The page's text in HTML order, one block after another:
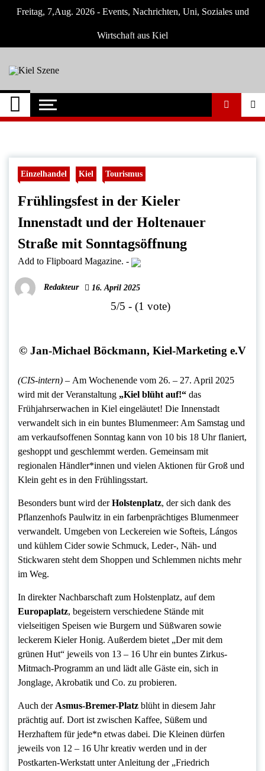
Freitag, 7,Aug. 2026 - Events, Nachrichten, Uni, Soziales und
Wirtschaft aus Kiel
Kiel Szene
Neuigkeiten und Nachrichten aus Kiel und
Umgebung
Einzelhandel Kiel Tourismus
Frühlingsfest in der Kieler
Innenstadt und der Holtenauer
Straße mit Sonntagsöffnung
Add to Flipboard Magazine. -
Redakteur 16. April 2025
5/5 - (1 vote)
© Jan-Michael Böckmann, Kiel-Marketing e.V
(CIS-intern) – Am Wochenende vom 26. – 27. April 2025
wird mit der Veranstaltung „Kiel blüht auf!“ das
Frühjahrserwachen in Kiel eingeläutet! Die Innenstadt
verwandelt sich in ein buntes Blumenmeer: Am Samstag und
am verkaufsoffenen Sonntag kann von 10 bis 18 Uhr flaniert,
geshoppt und geschlemmt werden. Gemeinsam mit
regionalen Händler*innen und vielen Aktionen für Groß und
Klein geht es in den Frühlingsstart.
Besonders bunt wird derHolstenplatz, der sich dank des
Pflanzenhofs Paulwitz in ein farbenprächtiges Blumenmeer
verwandelt. Umgeben von Leckereien wie Softeis, Lángos
und kühlem Cider sowie Schmuck, Leder-, Näh- und
Stickwaren steht dem Shoppen und Schlemmen nichts mehr
im Weg.
In direkter Nachbarschaft zum Holstenplatz, auf dem
Europaplatz, begeistern verschiedene Stände mit
vielseitigen Speisen wie Burgern und Süßwaren sowie
leckerem Kieler Honig. Außerdem bietet „Der mit dem
grünen Hut“ jeweils von 13 – 16 Uhr ein buntes Zirkus-
Mitmach-Programm an und lädt alle Gäste ein, sich in
Jonglage, Akrobatik und Co. zu probieren.
Auch der Asmus-Bremer-Platz blüht in diesem Jahr
prächtig auf. Dort ist zwischen Kaffee, Süßem und
Herzhaftem für jede*n etwas dabei. Die Kleinen dürfen
jeweils von 12 – 16 Uhr kreativ werden und in der
Postkarten-Werkstatt unter Anleitung der „Friedrich